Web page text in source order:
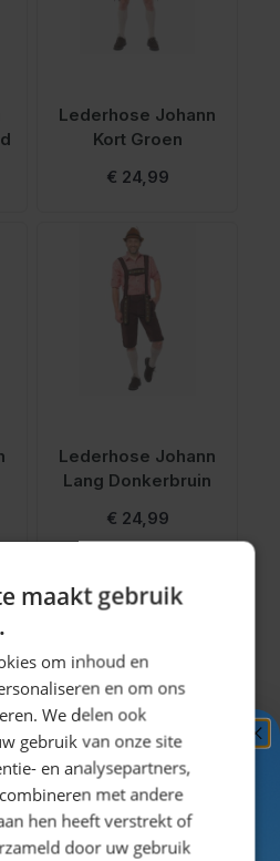
Lederhose Johann
Kort Groen
€ 24,99
Lederhose Johann
Lang Donkerbruin
€ 24,99
3
Toon
maakt gebruik
om inhoud en
en om ons
We delen ook
gebruik van onze site
en analysepartners,
met andere
hen heeft verstrekt of
door uw gebruik
5%
en ontvang toegang